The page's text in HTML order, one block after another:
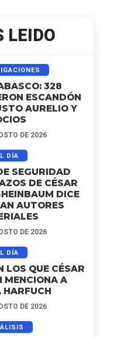
LEIDO
328
ESCANDÓN
AURELIO Y
DE 2026
DÍA
SEGURIDAD
DE CÉSAR
DICE
AUTORES
DE 2026
DÍA
LOS QUE CÉSAR
MENCIONA A
HARFUCH
DE 2026